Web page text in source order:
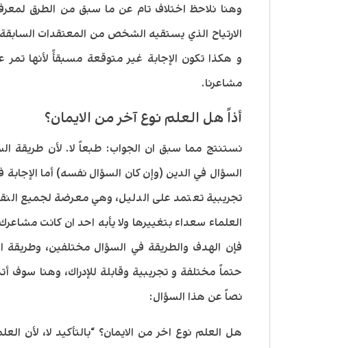
وهنا نلاحظ اختلاف تام عن ما سبق من الطرق
الارتياح الذي يستقيه الشخص من المعتقدات
و هكذا تكون الإجابة غير متوقعة مسبقأً لأنها تمر
مشاعرنا.
أذاً هل العلم نوع آخر من الايمان؟
نستنتج مما سبق ان الجواب: طبعاً لا. لأن طريقة
السؤال في الدين (وإن كان السؤال نفسه) أما الإجابة
تجريبية تعتمد على الدليل، وهي معرضة لجميع
العلماء سعداء بتغييرها ولا يأبه احد ان كانت
فإن الهدف والطريقة في السؤال مختلفين، وطريقة
حتماً مختلفة و تجريبية وقابلة للإدراك، وهنا سوف
نصاً عن هذا السؤال:
هل العلم نوع اخر من الايمان؟ “بالتأكيد لا، لأن